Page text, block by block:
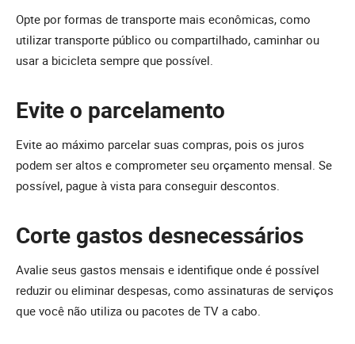
Opte por formas de transporte mais econômicas, como
utilizar transporte público ou compartilhado, caminhar ou
usar a bicicleta sempre que possível.
Evite o parcelamento
Evite ao máximo parcelar suas compras, pois os juros
podem ser altos e comprometer seu orçamento mensal. Se
possível, pague à vista para conseguir descontos.
Corte gastos desnecessários
Avalie seus gastos mensais e identifique onde é possível
reduzir ou eliminar despesas, como assinaturas de serviços
que você não utiliza ou pacotes de TV a cabo.